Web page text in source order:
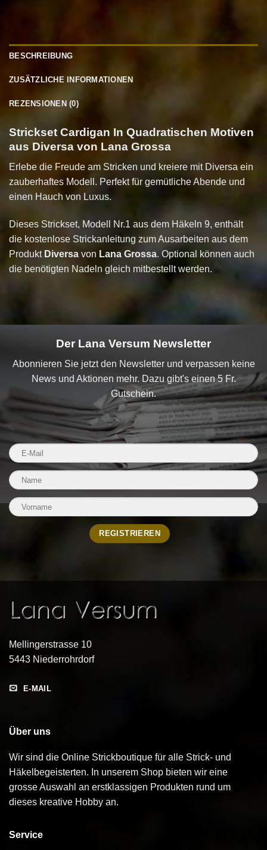
BESCHREIBUNG
ZUSÄTZLICHE INFORMATIONEN
REZENSIONEN (0)
Strickset Cardigan In Quadratischen Motiven
aus Diversa von Lana Grossa
Erlebe die Freude am Stricken und kreiere mit Diversa ein
zauberhaftes Modell. Perfekt für gemütliche Abende und
einen Hauch von Luxus.
Dieses Strickset, Modell Nr.1 aus dem Häkeln 9, enthält
die kostenlose Strickanleitung zum Ausarbeiten aus dem
Produkt Diversa von Lana Grossa. Optional können auch
die benötigten Nadeln gleich mitbestellt werden.
Der Lana Versum Newsletter
Abonnieren Sie jetzt den Newsletter und verpassen keine
News und Aktionen mehr. Dazu gibt's einen 5 Fr.
Gutschein.
Mellingerstrasse 10
5443 Niederrohrdorf
E-MAIL
Über uns
Wir sind die Online Strickboutique für alle Strick- und
Häkelbegeisterten. In unserem Shop bieten wir eine
grosse Auswahl an erstklassigen Produkten rund um
dieses kreative Hobby an.
Service